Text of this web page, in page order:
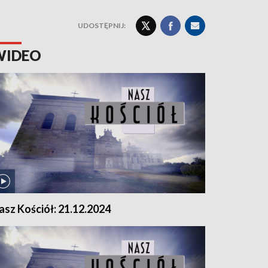
UDOSTĘPNIJ:
Kościół: 21.12.2024